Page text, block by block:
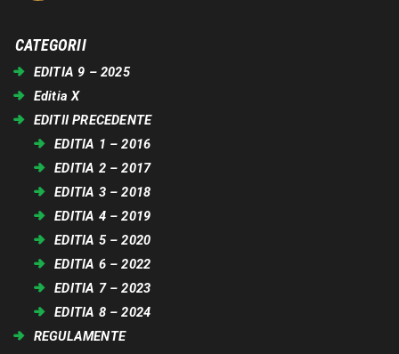
CATEGORII
EDITIA 9 – 2025
Editia X
EDITII PRECEDENTE
EDITIA 1 – 2016
EDITIA 2 – 2017
EDITIA 3 – 2018
EDITIA 4 – 2019
EDITIA 5 – 2020
EDITIA 6 – 2022
EDITIA 7 – 2023
EDITIA 8 – 2024
REGULAMENTE